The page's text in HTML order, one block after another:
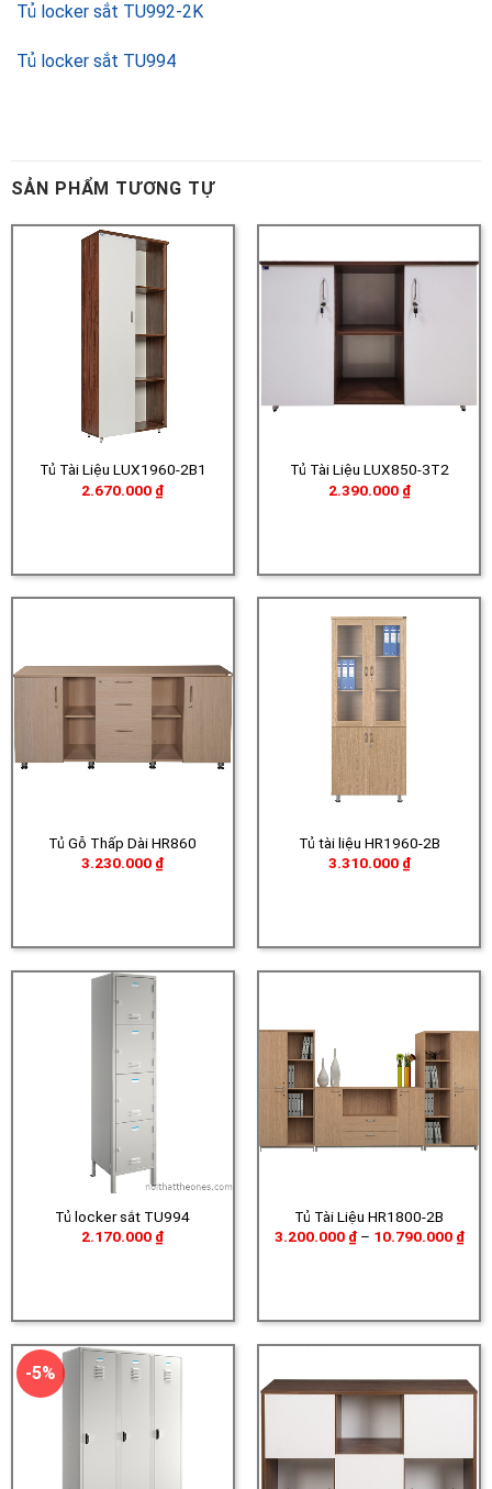
SẢN PHẨM TƯƠNG TỰ
Tủ Tài Liệu LUX1960-2B1
2.670.000 ₫
Tủ Tài Liệu LUX850-3T2
2.390.000 ₫
Tủ Gỗ Thấp Dài HR860
3.230.000 ₫
Tủ tài liệu HR1960-2B
3.310.000 ₫
Tủ locker sắt TU994
2.170.000 ₫
Tủ Tài Liệu HR1800-2B
3.200.000 ₫ – 10.790.000 ₫
giá:
-5%